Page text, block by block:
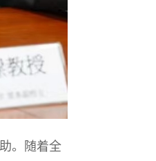
。随着全